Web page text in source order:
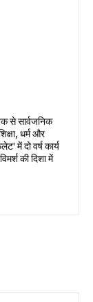
से सार्वजनिक
धर्म और
में दो वर्ष कार्य
की दिशा में